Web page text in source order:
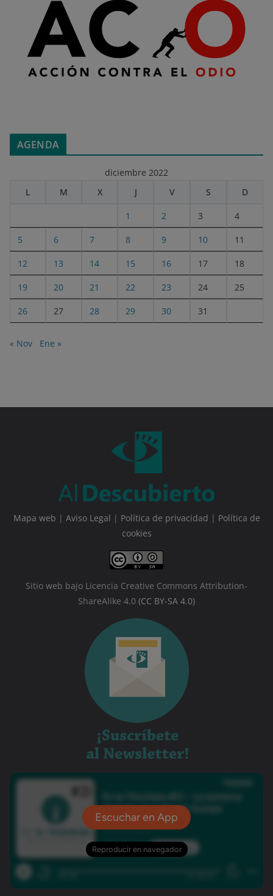
AGENDA
diciembre 2022
L
M X J V S D
1 2 3 4
5 6 7 8 9 10 11
12 13 14 15 16 17 18
19 20 21 22 23 24 25
26 27 28 29 30 31
« Nov Ene »
Mapa web | Aviso Legal | Política de privacidad | Política de
cookies
Sitio web bajo Licencia Creative Commons Attribution-
ShareAlike 4.0 (CC BY-SA 4.0)